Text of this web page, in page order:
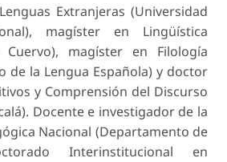
Extranjeras (Universidad
magíster en Lingüística
magíster en Filología
de la Lengua Española) y doctor
y Comprensión del Discurso
Docente e investigador de la
Nacional (Departamento de
Interinstitucional en